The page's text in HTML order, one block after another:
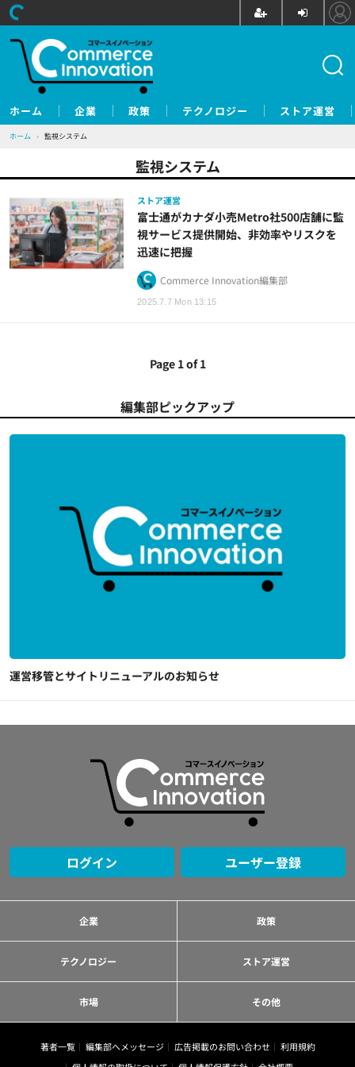
ホーム 企業 政策 テクノロジー ストア運営
ホーム › 監視システム
監視システム
ストア運営
2025.7.7 Mon 13:15
富士通がカナダ小売Metro社500店舗に監
視サービス提供開始、非効率やリスクを
迅速に把握
Commerce Innovation編集部
Page 1 of 1
編集部ピックアップ
運営移管とサイトリニューアルのお知らせ
ログイン ユーザー登録
企業 政策
テクノロジー ストア運営
市場 その他
著者一覧 編集部へメッセージ 広告掲載のお問い合わせ
利用規約